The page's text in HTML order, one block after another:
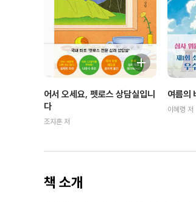
어서 오세요, 펫로스 상담실입니
다
조지훈 저
여름의
이혜령 저
책 소개